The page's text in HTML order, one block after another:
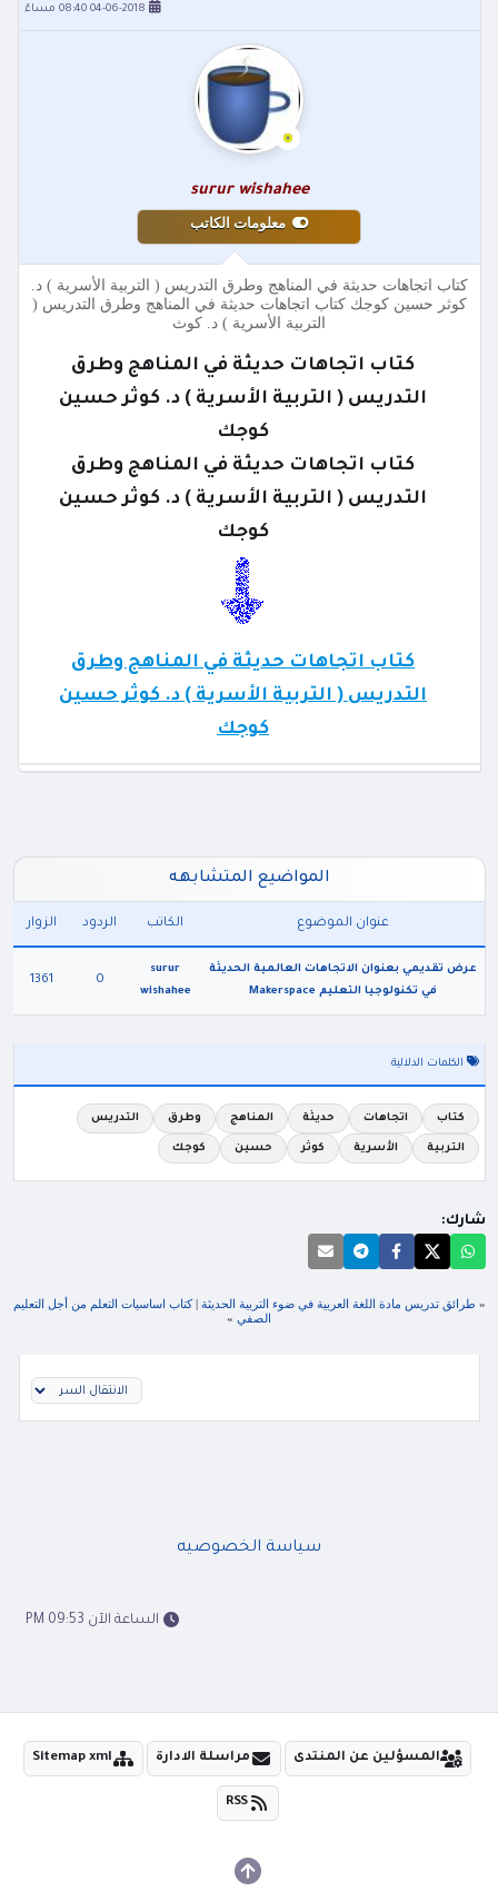
04-06-2018 08:40 مساءً
surur wishahee
معلومات الكاتب
كتاب اتجاهات حديثة في المناهج وطرق التدريس ( التربية الأسرية ) د.
كوثر حسين كوجك كتاب اتجاهات حديثة في المناهج وطرق التدريس (
التربية الأسرية ) د. كوث
كتاب اتجاهات حديثة في المناهج وطرق
التدريس ( التربية الأسرية ) د. كوثر حسين
كوجك
كتاب اتجاهات حديثة في المناهج وطرق
التدريس ( التربية الأسرية ) د. كوثر حسين
كوجك
كتاب اتجاهات حديثة في المناهج وطرق
التدريس ( التربية الأسرية ) د. كوثر حسين
كوجك
المواضيع المتشابهه
عنوان الموضوع الكاتب الردود الزوار
عرض تقديمي بعنوان الاتجاهات العالمية الحديثة
في تكنولوجيا التعليم Makerspace
surur
wishahee
0
1361
الكلمات الدلالية
كتاب اتجاهات حديثة المناهج وطرق التدريس
التربية الأسرية كوثر حسين كوجك
شارك:
« طرائق تدريس مادة اللغة العربية في ضوء التربية الحديثة |كتاب اساسيات التعلم من أجل التعليم
الصفي »
سياسة الخصوصيه
الساعة الآن 09:53 PM
المسؤلين عن المنتدى مراسلة الادارة Sitemap xml
RSS